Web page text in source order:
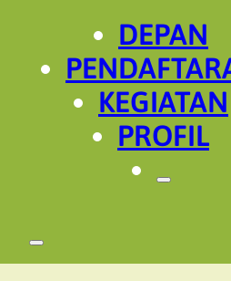
DEPAN
KEGIATAN
PROFIL